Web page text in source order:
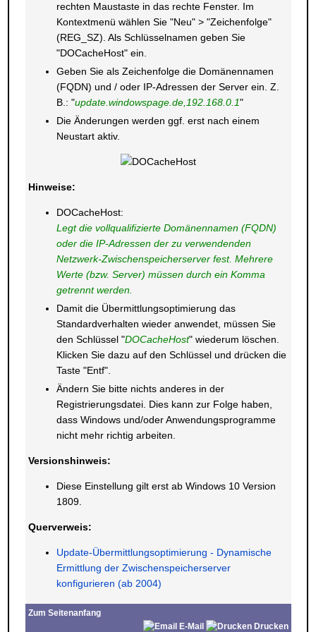
rechten Maustaste in das rechte Fenster. Im
Kontextmenü wählen Sie "Neu" > "Zeichenfolge"
(REG_SZ). Als Schlüsselnamen geben Sie
"DOCacheHost" ein.
Geben Sie als Zeichenfolge die Domänennamen
(FQDN) und / oder IP-Adressen der Server ein. Z.
B.: "update.windowspage.de,192.168.0.1"
Die Änderungen werden ggf. erst nach einem
Neustart aktiv.
Hinweise:
DOCacheHost:
Legt die vollqualifizierte Domänennamen (FQDN)
oder die IP-Adressen der zu verwendenden
Netzwerk-Zwischenspeicherserver fest. Mehrere
Werte (bzw. Server) müssen durch ein Komma
getrennt werden.
Damit die Übermittlungsoptimierung das
Standardverhalten wieder anwendet, müssen Sie
den Schlüssel "DOCacheHost" wiederum löschen.
Klicken Sie dazu auf den Schlüssel und drücken die
Taste "Entf".
Ändern Sie bitte nichts anderes in der
Registrierungsdatei. Dies kann zur Folge haben,
dass Windows und/oder Anwendungsprogramme
nicht mehr richtig arbeiten.
Versionshinweis:
Diese Einstellung gilt erst ab Windows 10 Version
1809.
Querverweis:
Update-Übermittlungsoptimierung - Dynamische
Ermittlung der Zwischenspeicherserver
konfigurieren (ab 2004)
Zum Seitenanfang
E-Mail
Drucken